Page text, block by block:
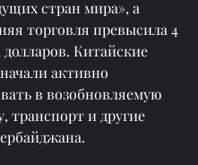
стран мира», а
торговля превысила 4
Китайские
активно
в возобновляемую
транспорт и другие